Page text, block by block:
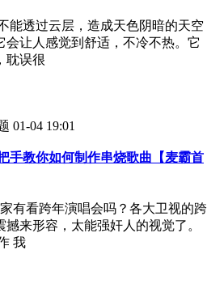
透过云层，造成天色阴暗的天空
会让人感觉到舒适，不冷不热。它
耽误很
01-04 19:01
手教你如何制作串烧歌曲【麦霸首
看跨年演唱会吗？各大卫视的跨
来形容，太能强奸人的视觉了。
我